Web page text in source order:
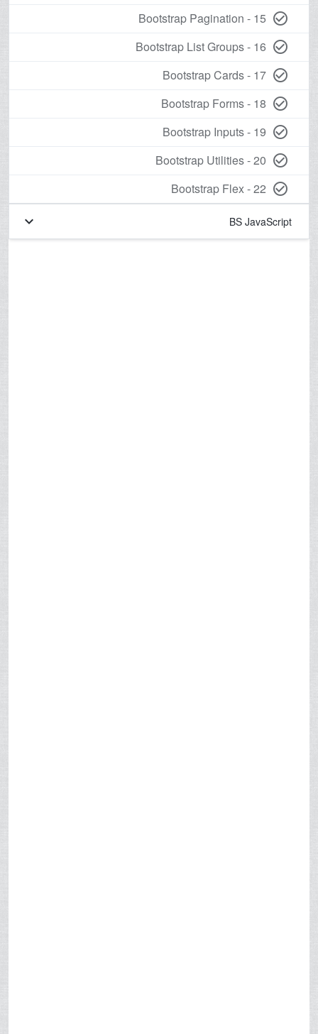
check_circle_outline
15 - Bootstrap Pagination
check_circle_outline
16 - Bootstrap List Groups
check_circle_outline
17 - Bootstrap Cards
check_circle_outline
18 - Bootstrap Forms
check_circle_outline
19 - Bootstrap Inputs
check_circle_outline
20 - Bootstrap Utilities
check_circle_outline
22 - Bootstrap Flex
BS JavaScript
keyboard_arrow_down